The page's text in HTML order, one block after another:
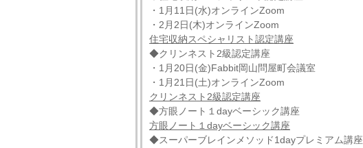
・1月11日(水)オンラインZoom
・2月2日(木)オンラインZoom
住宅収納スペシャリスト認定講座
◆クリンネスト2級認定講座
・1月20日(金)Fabbit岡山問屋町会議室
・1月21日(土)オンラインZoom
クリンネスト2級認定講座
◆方眼ノート１dayベーシック講座
方眼ノート１dayベーシック講座
◆スーパーブレインメソッド1dayプレミアム講座